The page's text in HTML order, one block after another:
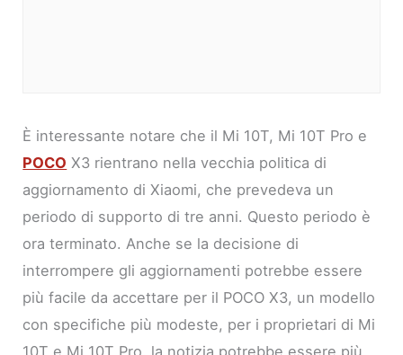
È interessante notare che il Mi 10T, Mi 10T Pro e
POCO X3 rientrano nella vecchia politica di
aggiornamento di Xiaomi, che prevedeva un
periodo di supporto di tre anni. Questo periodo è
ora terminato. Anche se la decisione di
interrompere gli aggiornamenti potrebbe essere
più facile da accettare per il POCO X3, un modello
con specifiche più modeste, per i proprietari di Mi
10T e Mi 10T Pro, la notizia potrebbe essere più